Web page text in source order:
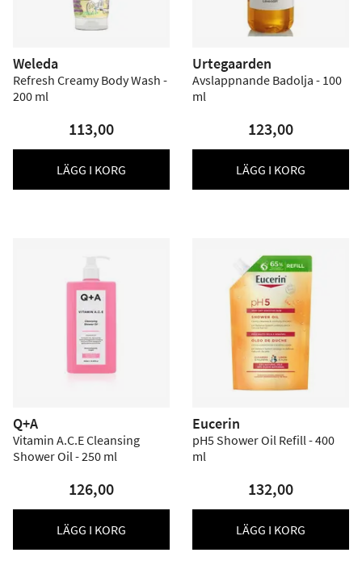
Weleda
Refresh Creamy Body Wash -
200 ml
113,00
LÄGG I KORG
Urtegaarden
Avslappnande Badolja - 100
ml
123,00
LÄGG I KORG
Q+A
Vitamin A.C.E Cleansing
Shower Oil - 250 ml
126,00
LÄGG I KORG
Eucerin
pH5 Shower Oil Refill - 400
ml
132,00
LÄGG I KORG